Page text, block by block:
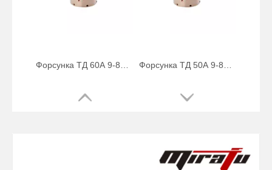
Сопло ТД 100А 9-8212